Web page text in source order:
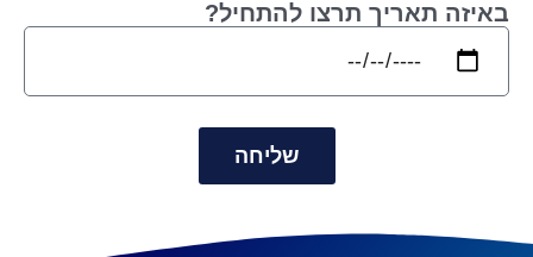
באיזה תאריך תרצו להתחיל?
שליחה